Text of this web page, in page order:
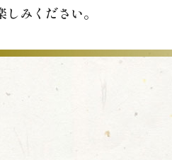
みください。